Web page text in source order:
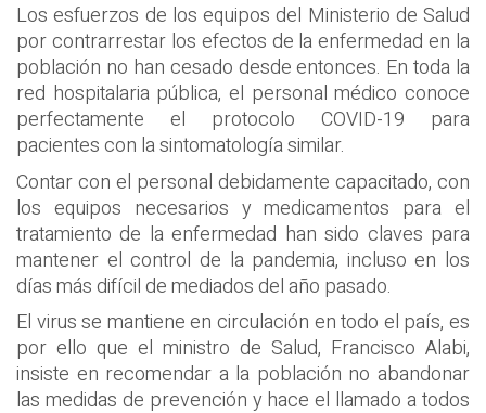
Los esfuerzos de los equipos del Ministerio de Salud
por contrarrestar los efectos de la enfermedad en la
población no han cesado desde entonces. En toda la
red hospitalaria pública, el personal médico conoce
perfectamente el protocolo COVID-19 para
pacientes con la sintomatología similar.
Contar con el personal debidamente capacitado, con
los equipos necesarios y medicamentos para el
tratamiento de la enfermedad han sido claves para
mantener el control de la pandemia, incluso en los
días más difícil de mediados del año pasado.
El virus se mantiene en circulación en todo el país, es
por ello que el ministro de Salud, Francisco Alabi,
insiste en recomendar a la población no abandonar
las medidas de prevención y hace el llamado a todos